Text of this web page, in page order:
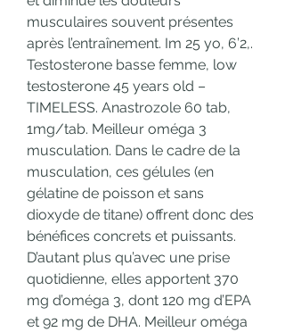
musculaires souvent présentes
après l’entraînement. Im 25 yo, 6’2,.
Testosterone basse femme, low
testosterone 45 years old –
TIMELESS. Anastrozole 60 tab,
1mg/tab. Meilleur oméga 3
musculation. Dans le cadre de la
musculation, ces gélules (en
gélatine de poisson et sans
dioxyde de titane) offrent donc des
bénéfices concrets et puissants.
D’autant plus qu’avec une prise
quotidienne, elles apportent 370
mg d’oméga 3, dont 120 mg d’EPA
et 92 mg de DHA. Meilleur oméga